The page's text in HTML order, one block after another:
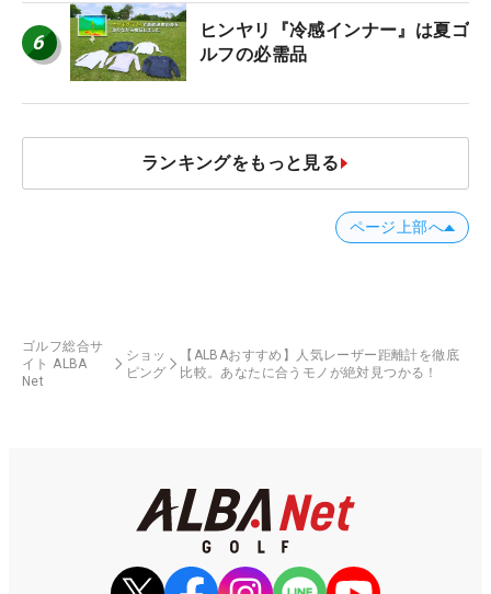
6
ヒンヤリ『冷感インナー』は夏ゴ
ルフの必需品
ランキングをもっと見る
ページ上部へ
ゴルフ総合サ
イト ALBA
Net
ショッ
ピング
【ALBAおすすめ】人気レーザー距離計を徹底
比較。あなたに合うモノが絶対見つかる！